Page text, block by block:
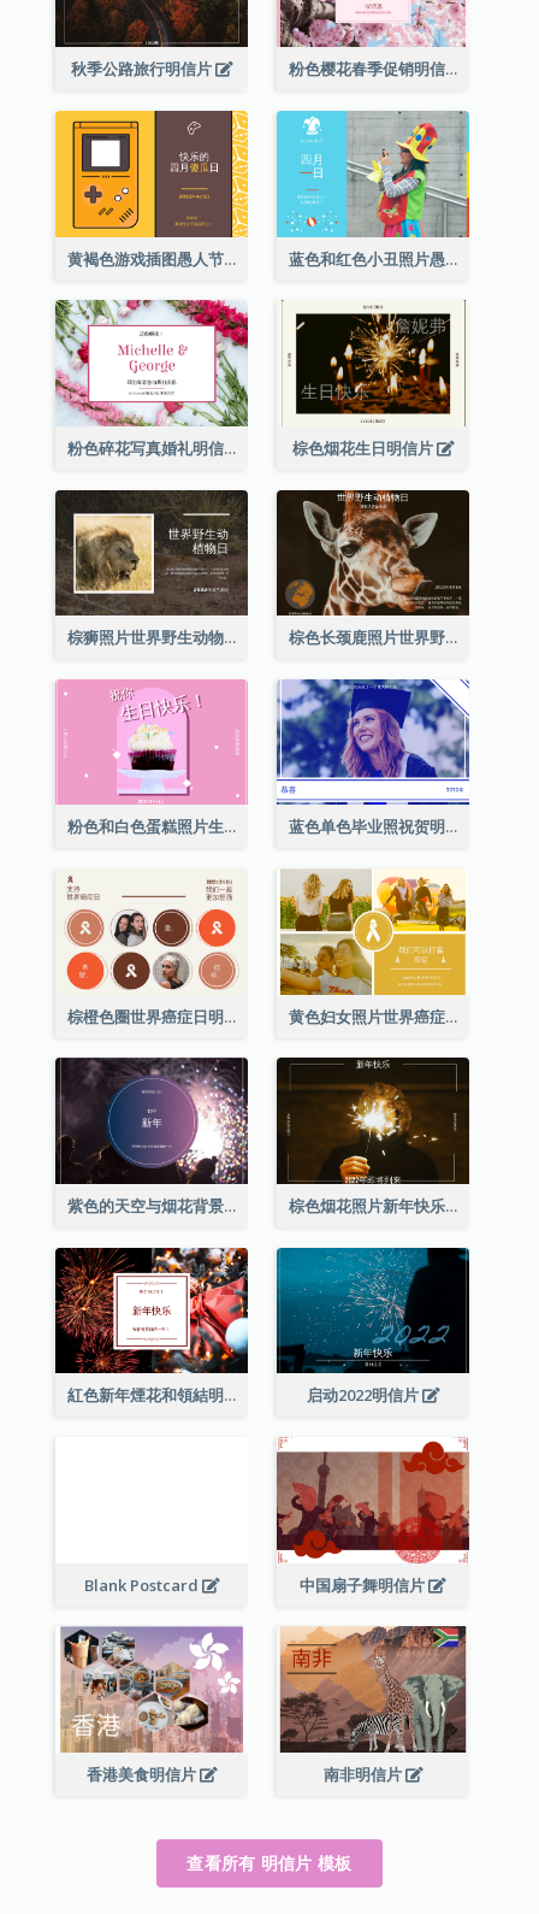
秋季公路旅行明信片 粉色樱花春季促销明信片
黄褐色游戏插图愚人节明信片 蓝色和红色小丑照片愚人节明信片
粉色碎花写真婚礼明信片 棕色烟花生日明信片
棕狮照片世界野生动物日明信片 棕色长颈鹿照片世界野生动物日明信片
粉色和白色蛋糕照片生日明信片 蓝色单色毕业照祝贺明信片
棕橙色圈世界癌症日明信片 黄色妇女照片世界癌症日明信片
紫色的天空与烟花背景新年明信片 棕色烟花照片新年快乐明信片
紅色新年煙花和領結明信片 启动2022明信片
Blank Postcard 中国扇子舞明信片
香港美食明信片 南非明信片
查看所有 明信片 模板